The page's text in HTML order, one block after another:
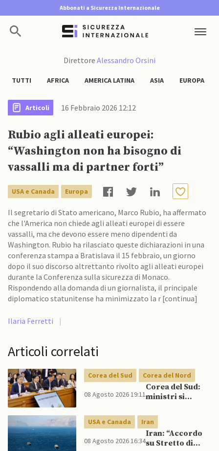
Abbonati a Sicurezza Internazionale
Direttore Alessandro Orsini
TUTTI AFRICA AMERICA LATINA ASIA EUROPA
Articoli 16 Febbraio 2026 12:12
Rubio agli alleati europei:
“Washington non ha bisogno di
vassalli ma di partner forti”
USA e Canada Europa
Il segretario di Stato americano, Marco Rubio, ha affermato
che l'America non chiede agli alleati europei di essere
vassalli, ma che devono essere meno dipendenti da
Washington. Rubio ha rilasciato queste dichiarazioni in una
conferenza stampa a Bratislava il 15 febbraio, un giorno
dopo il suo discorso altrettanto rivolto agli alleati europei
durante la Conferenza sulla sicurezza di Monaco.
Rispondendo alla domanda di un giornalista, il principale
diplomatico statunitense ha minimizzato la r [continua]
Ilaria Ferretti |
Articoli correlati
Corea del Sud Corea del Nord
08 Agosto 2026 19:11
Corea del Sud:
ministri si
pubblicamente
su politica con il
Nord, mentre
Lee spinge per
USA e Canada Iran
08 Agosto 2026 16:34
Iran: “Accordo
su Stretto di